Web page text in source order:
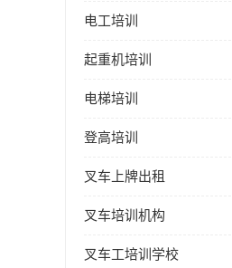
电工培训
起重机培训
电梯培训
登高培训
叉车上牌出租
叉车培训机构
叉车工培训学校